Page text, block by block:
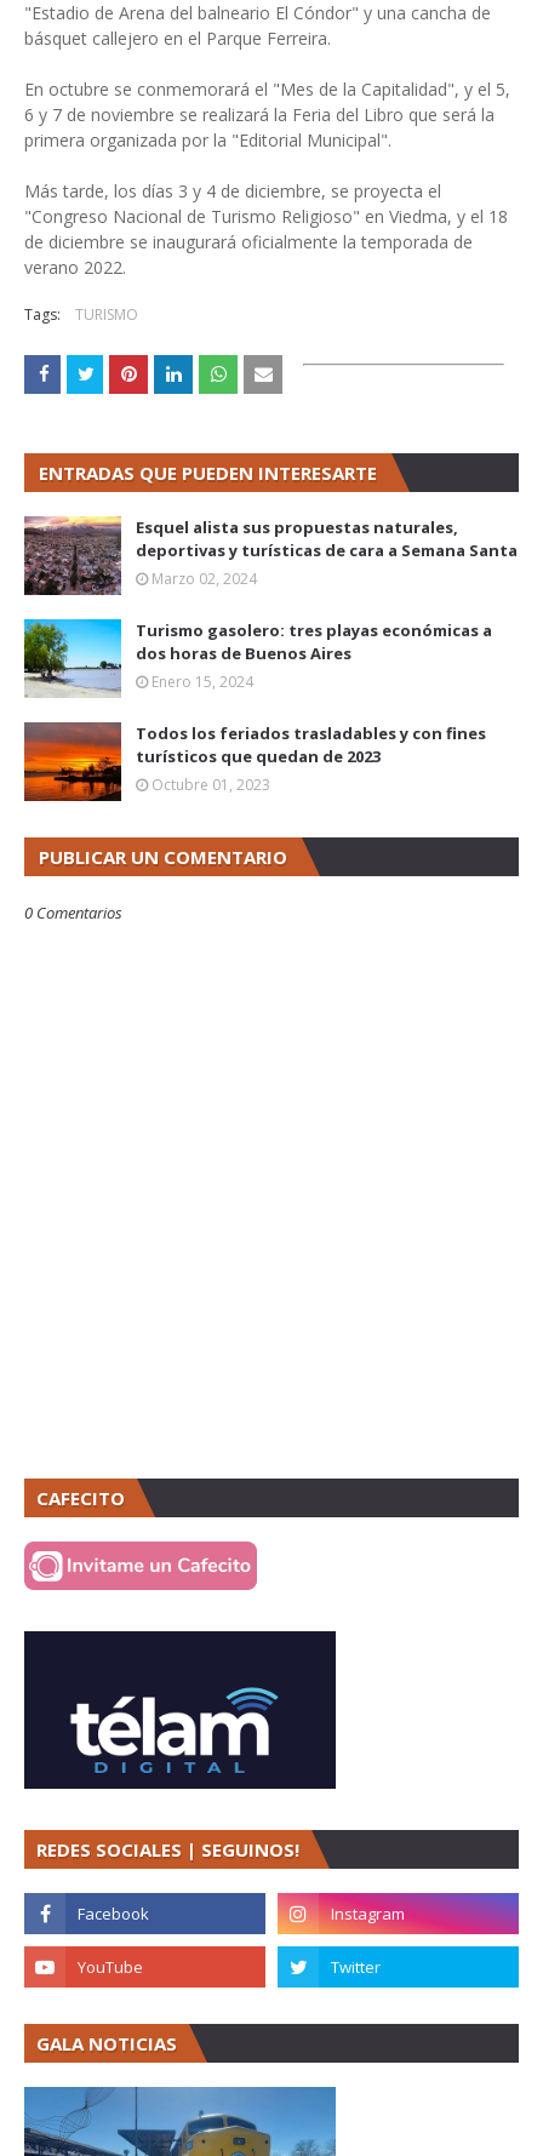
"Estadio de Arena del balneario El Cóndor" y una cancha de
básquet callejero en el Parque Ferreira.
En octubre se conmemorará el "Mes de la Capitalidad", y el 5,
6 y 7 de noviembre se realizará la Feria del Libro que será la
primera organizada por la "Editorial Municipal".
Más tarde, los días 3 y 4 de diciembre, se proyecta el
"Congreso Nacional de Turismo Religioso" en Viedma, y el 18
de diciembre se inaugurará oficialmente la temporada de
verano 2022.
Tags: TURISMO
ENTRADAS QUE PUEDEN INTERESARTE
Esquel alista sus propuestas naturales,
deportivas y turísticas de cara a Semana Santa
Marzo 02, 2024
Turismo gasolero: tres playas económicas a
dos horas de Buenos Aires
Enero 15, 2024
Todos los feriados trasladables y con fines
turísticos que quedan de 2023
Octubre 01, 2023
PUBLICAR UN COMENTARIO
0 Comentarios
CAFECITO
REDES SOCIALES | SEGUINOS!
GALA NOTICIAS